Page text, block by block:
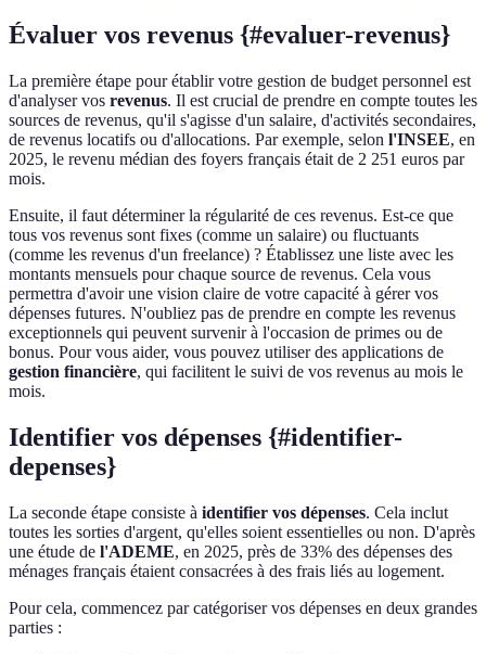
Évaluer vos revenus {#evaluer-revenus}
La première étape pour établir votre gestion de budget personnel est
d'analyser vos revenus. Il est crucial de prendre en compte toutes les
sources de revenus, qu'il s'agisse d'un salaire, d'activités secondaires,
de revenus locatifs ou d'allocations. Par exemple, selon l'INSEE, en
2025, le revenu médian des foyers français était de 2 251 euros par
mois.
Ensuite, il faut déterminer la régularité de ces revenus. Est-ce que
tous vos revenus sont fixes (comme un salaire) ou fluctuants
(comme les revenus d'un freelance) ? Établissez une liste avec les
montants mensuels pour chaque source de revenus. Cela vous
permettra d'avoir une vision claire de votre capacité à gérer vos
dépenses futures. N'oubliez pas de prendre en compte les revenus
exceptionnels qui peuvent survenir à l'occasion de primes ou de
bonus. Pour vous aider, vous pouvez utiliser des applications de
gestion financière, qui facilitent le suivi de vos revenus au mois le
mois.
Identifier vos dépenses {#identifier-
depenses}
La seconde étape consiste à identifier vos dépenses. Cela inclut
toutes les sorties d'argent, qu'elles soient essentielles ou non. D'après
une étude de l'ADEME, en 2025, près de 33% des dépenses des
ménages français étaient consacrées à des frais liés au logement.
Pour cela, commencez par catégoriser vos dépenses en deux grandes
parties :